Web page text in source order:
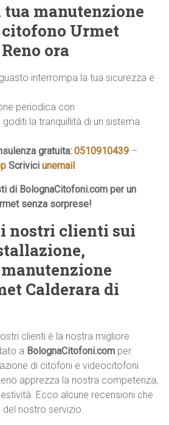
tua manutenzione
Urmet
ora
interrompa la tua sicurezza e
periodica con
goditi la tranquillità di un sistema
gratuita:0510910439 –
Scriviciunemail
di BolognaCitofoni.com per un
senza sorprese!
i nostri clienti sui
Calderara di
clienti è la nostra migliore
a BolognaCitofoni.com per
di citofoni e videocitofoni
apprezza la nostra competenza,
Ecco alcune recensioni che
nostro servizio.